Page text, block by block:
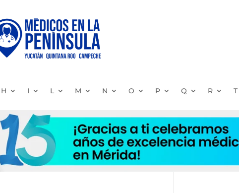
H I L M N O P Q R T